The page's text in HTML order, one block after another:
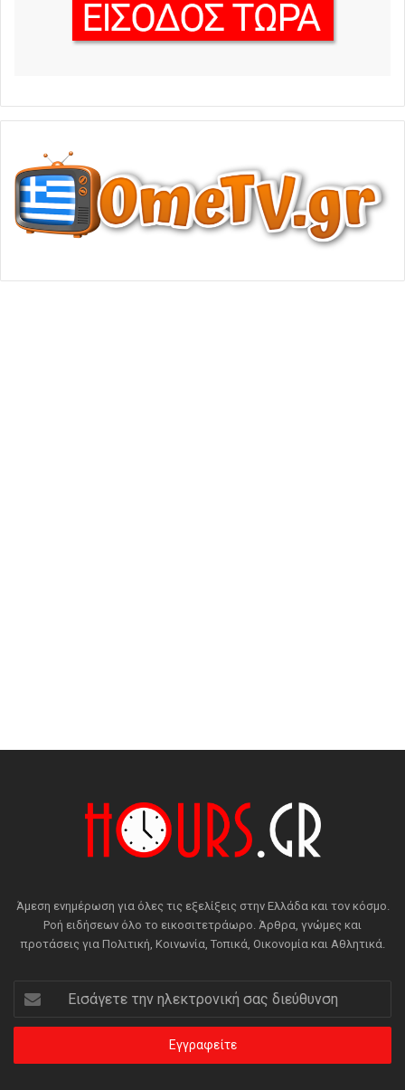
Άμεση ενημέρωση για όλες τις εξελίξεις στην Ελλάδα και τον κόσμο.
Ροή ειδήσεων όλο το εικοσιτετράωρο. Άρθρα, γνώμες και
προτάσεις για Πολιτική, Κοινωνία, Τοπικά, Οικονομία και Αθλητικά.
Εισάγετε
την
ηλεκτρονική
διεύθυνση